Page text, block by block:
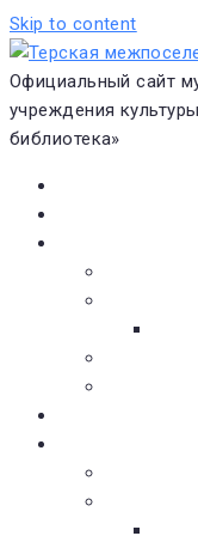
Skip to content
Официальный сайт
учреждения
библиотека»